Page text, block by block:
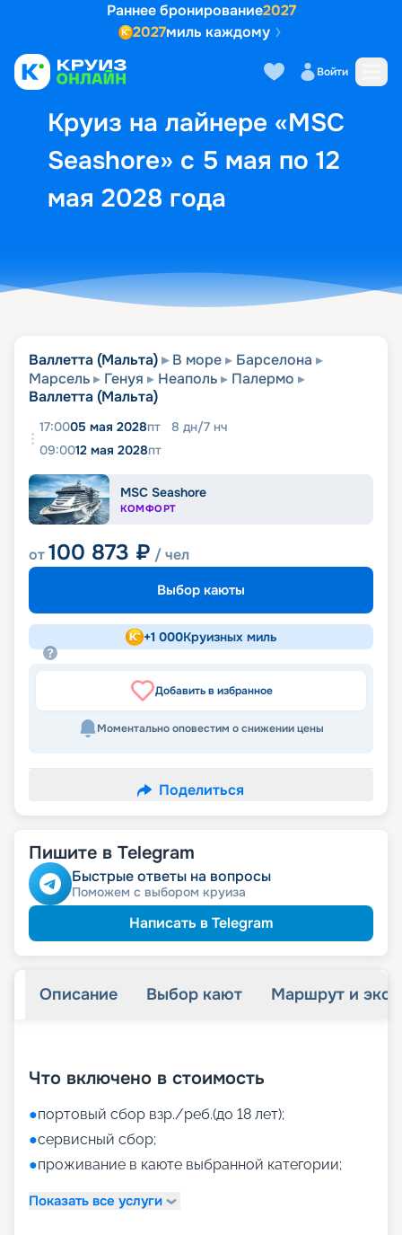
Раннее бронирование2027
2027миль каждому
Войти
Круиз на лайнере «MSC
Seashore» с 5 мая по 12
мая 2028 года
Выбор кают Маршрут и
Валлетта (Мальта) В море
Барселона
Марсель
Генуя Неаполь
Палермо
Валлетта (Мальта)
17:0005 мая 2028пт 8 дн/7 нч
09:0012 мая 2028пт
MSC Seashore
КОМФОРТ
от100 873 ₽ / чел
Выбор каюты
+1 000Круизных миль
Добавить в избранное
Моментально оповестим о снижении цены
Поделиться
Пишите в Telegram
Быстрые ответы на вопросы
Поможем с выбором круиза
Написать в Telegram
Описание Выбор кают Маршрут и
Что включено в стоимость
●портовый сбор взр./реб.(до 18 лет);
●сервисный сбор;
●проживание в каюте выбранной категории;
Показать все услуги